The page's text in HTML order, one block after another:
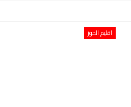
اقليم الحوز